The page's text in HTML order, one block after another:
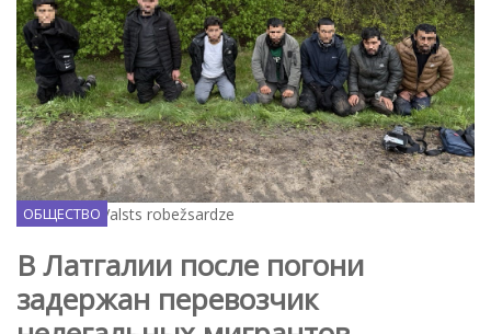
Facebook / Valsts robežsardze
ОБЩЕСТВО
В Латгалии после погони
задержан перевозчик